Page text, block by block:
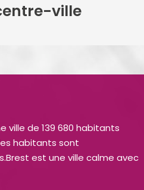
ville
ville de 139 680 habitants
habitants sont
est une ville calme avec